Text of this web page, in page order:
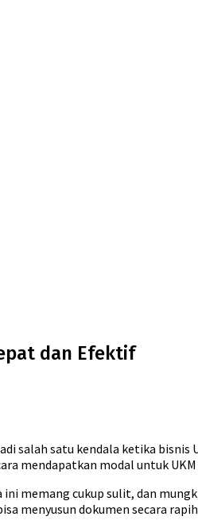
dan Efektif
salah satu kendala ketika
mendapatkan modal untuk
memang cukup sulit, dan
menyusun dokumen secara